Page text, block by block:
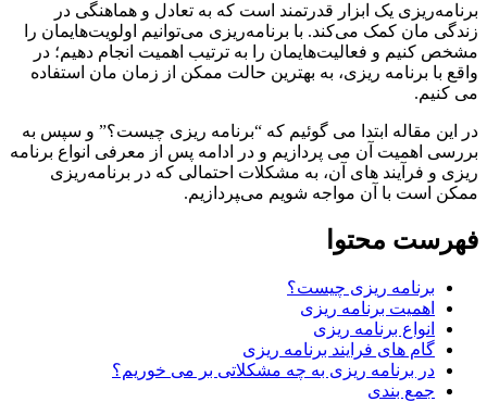
یک ابزار قدرتمند است که به تعادل و هماهنگی در
مان کمک می‌کند. با برنامه‌ریزی می‌توانیم اولویت‌هایمان را
کنیم و فعالیت‌هایمان را به ترتیب اهمیت انجام دهیم؛ در
با برنامه ریزی، به بهترین حالت ممکن از زمان مان استفاده
مقاله ابتدا می گوئیم که “برنامه ریزی چیست؟” و سپس به
اهمیت آن می پردازیم و در ادامه پس از معرفی انواع برنامه
و فرآیند های آن، به مشکلات احتمالی که در برنامه‌ریزی
است با آن مواجه شویم می‌‍پردازیم.
محتوا
برنامه ریزی چیست؟
اهمیت برنامه ریزی
انواع برنامه ریزی
گام های فرایند برنامه ریزی
در برنامه ریزی به چه مشکلاتی بر می خوریم؟
جمع بندی